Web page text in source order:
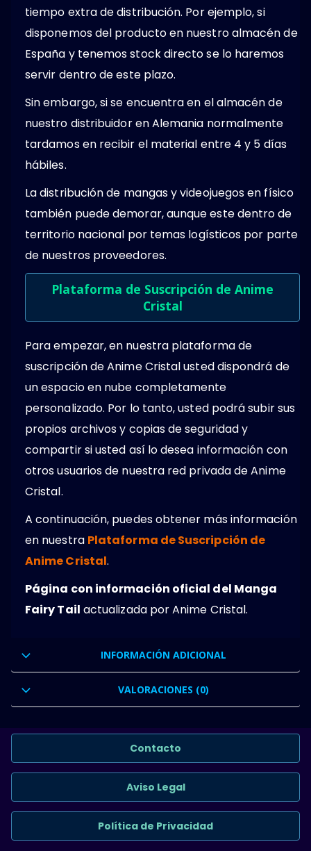
tiempo extra de distribución. Por ejemplo, si
disponemos del producto en nuestro almacén de
España y tenemos stock directo se lo haremos
servir dentro de este plazo.
Sin embargo, si se encuentra en el almacén de
nuestro distribuidor en Alemania normalmente
tardamos en recibir el material entre 4 y 5 días
hábiles.
La distribución de mangas y videojuegos en físico
también puede demorar, aunque este dentro de
territorio nacional por temas logísticos por parte
de nuestros proveedores.
Plataforma de Suscripción de Anime
Cristal
Para empezar, en nuestra plataforma de
suscripción de Anime Cristal usted dispondrá de
un espacio en nube completamente
personalizado. Por lo tanto, usted podrá subir sus
propios archivos y copias de seguridad y
compartir si usted así lo desea información con
otros usuarios de nuestra red privada de Anime
Cristal.
A continuación, puedes obtener más información
en nuestra Plataforma de Suscripción de
Anime Cristal.
Página con información oficial del Manga
Fairy Tail actualizada por Anime Cristal.
INFORMACIÓN ADICIONAL
VALORACIONES (0)
Contacto
Aviso Legal
Política de Privacidad